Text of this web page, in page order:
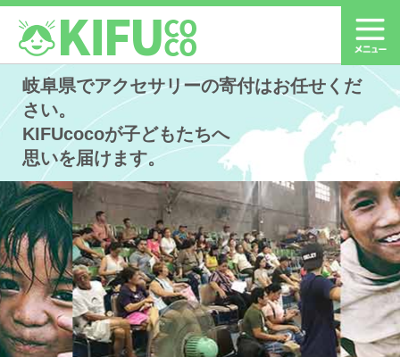
岐阜県でアクセサリーの寄付はお任せくだ
さい。
KIFUcocoが子どもたちへ
思いを届けます。